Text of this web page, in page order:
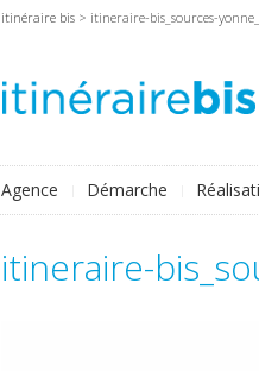
itinéraire bis > itineraire-bis_sources-
Agence Démarche
itineraire-